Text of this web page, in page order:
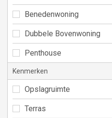
Benedenwoning
Dubbele Bovenwoning
Penthouse
Kenmerken
Opslagruimte
Terras